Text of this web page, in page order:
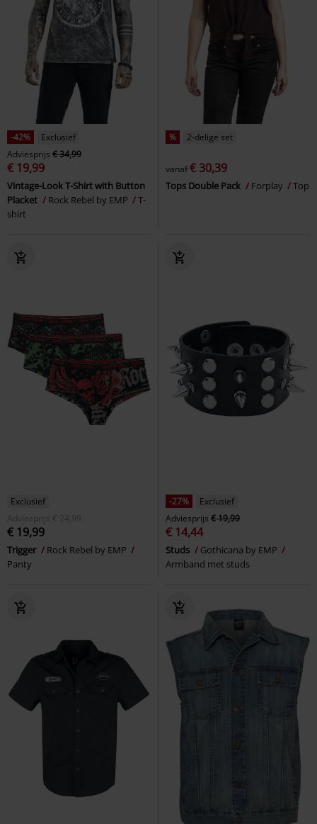
-42%
Exclusief
Adviesprijs € 34,99
€ 19,99
Vintage-Look T-Shirt with Button
Placket
Rock Rebel by EMP
T-
shirt
% 2-delige set
vanaf€ 30,39
Tops Double Pack Forplay Top
Exclusief
Adviesprijs
€ 24,99
€ 19,99
Trigger
Rock Rebel by EMP
Panty
-27%
Exclusief
Adviesprijs € 19,99
€ 14,44
Studs
Gothicana by EMP
Armband met studs